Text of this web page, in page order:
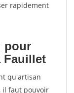
rapidement
pour
Fauillet
qu'artisan
il faut pouvoir